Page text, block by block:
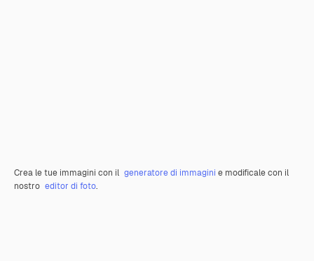
Crea le tue immagini con il generatore di immagini e modificale con il
nostro editor di foto.